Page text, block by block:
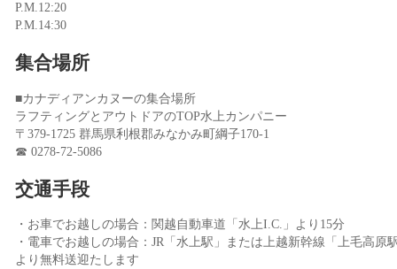
P.M.12:20
P.M.14:30
集合場所
■カナディアンカヌーの集合場所
ラフティングとアウトドアのTOP水上カンパニー
〒379-1725 群馬県利根郡みなかみ町綱子170-1
☎ 0278-72-5086
交通手段
・お車でお越しの場合：関越自動車道「水上I.C.」より15分
・電車でお越しの場合：JR「水上駅」または上越新幹線「上毛高原
より無料送迎たします